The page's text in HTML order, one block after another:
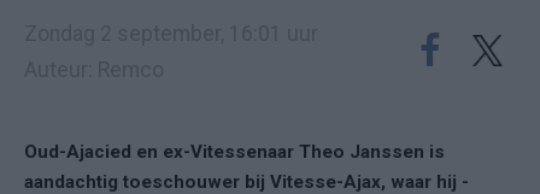
Oud-Ajacied en ex-Vitessenaar Theo Janssen is
aandachtig toeschouwer bij Vitesse-Ajax, waar hij -